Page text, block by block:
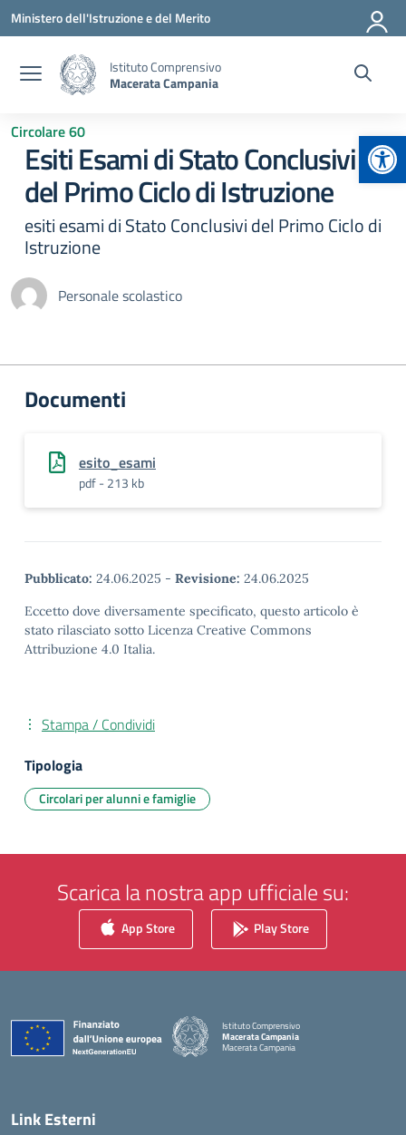
Vai ai contenuti
Vai al menu di navigazione
Vai al footer
Ministero dell'Istruzione e del Merito
Istituto Comprensivo
Macerata Campania
Circolare 60
Esiti Esami di Stato Conclusivi
del Primo Ciclo di Istruzione
esiti esami di Stato Conclusivi del Primo Ciclo di
Istruzione
Personale scolastico
Documenti
esito_esami
pdf - 213 kb
Pubblicato: 24.06.2025 - Revisione: 24.06.2025
Eccetto dove diversamente specificato, questo articolo è
stato rilasciato sotto Licenza Creative Commons
Attribuzione 4.0 Italia.
Stampa / Condividi
Tipologia
Circolari per alunni e famiglie
Scarica la nostra app ufficiale su:
App Store Play Store
Istituto Comprensivo
Macerata Campania
Macerata Campania
— Visita la pagina iniziale della scuola
Link Esterni